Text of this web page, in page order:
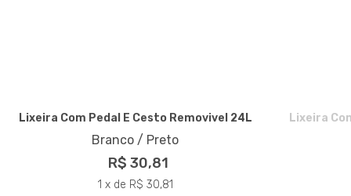
Lixeira Com Pedal E Cesto Removivel 24L
Branco / Preto
R$ 30,81
1 x de R$ 30,81
Lixeira